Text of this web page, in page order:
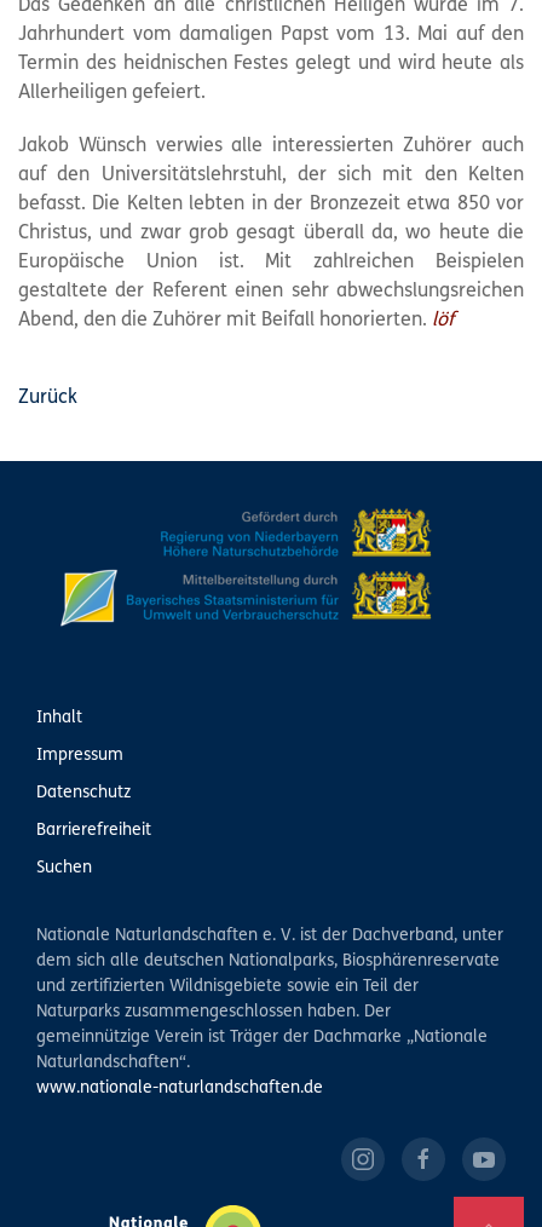
Das Gedenken an alle christlichen Heiligen wurde im 7.
Jahrhundert vom damaligen Papst vom 13. Mai auf den
Termin des heidnischen Festes gelegt und wird heute als
Allerheiligen gefeiert.
Jakob Wünsch verwies alle interessierten Zuhörer auch
auf den Universitätslehrstuhl, der sich mit den Kelten
befasst. Die Kelten lebten in der Bronzezeit etwa 850 vor
Christus, und zwar grob gesagt überall da, wo heute die
Europäische Union ist. Mit zahlreichen Beispielen
gestaltete der Referent einen sehr abwechslungsreichen
Abend, den die Zuhörer mit Beifall honorierten. löf
Zurück
Inhalt
Impressum
Datenschutz
Barrierefreiheit
Suchen
Nationale Naturlandschaften e. V. ist der Dachverband, unter
dem sich alle deutschen Nationalparks, Biosphärenreservate
und zertifizierten Wildnisgebiete sowie ein Teil der
Naturparks zusammengeschlossen haben. Der
gemeinnützige Verein ist Träger der Dachmarke „Nationale
Naturlandschaften“.
www.nationale-naturlandschaften.de